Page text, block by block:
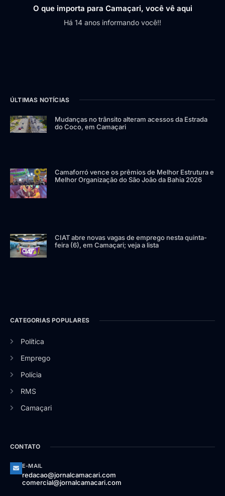
O que importa para Camaçari, você vê aqui
Há 14 anos informando você!!
ÚLTIMAS NOTÍCIAS
Mudanças no trânsito alteram acessos da Estrada
do Coco, em Camaçari
Camaforró vence os prêmios de Melhor Estrutura e
Melhor Organização do São João da Bahia 2026
CIAT abre novas vagas de emprego nesta quinta-
feira (6), em Camaçari; veja a lista
CATEGORIAS POPULARES
Política
Emprego
Polícia
RMS
Camaçari
CONTATO
E-MAIL
redacao@jornalcamacari.com
comercial@jornalcamacari.com